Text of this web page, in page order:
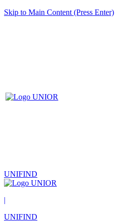
Skip to Main Content (Press Enter)
UNIFIND
|
UNIFIND